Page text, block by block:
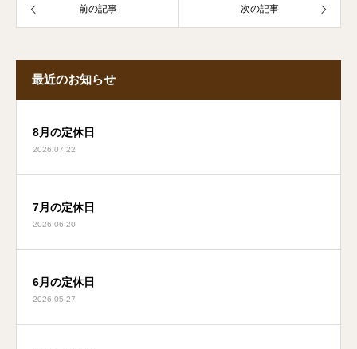
前の記事 次の記事
最近のお知らせ
8月の定休日
2026.07.22
7月の定休日
2026.06.20
6月の定休日
2026.05.27